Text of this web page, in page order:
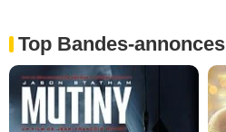
Top Bandes-annonces